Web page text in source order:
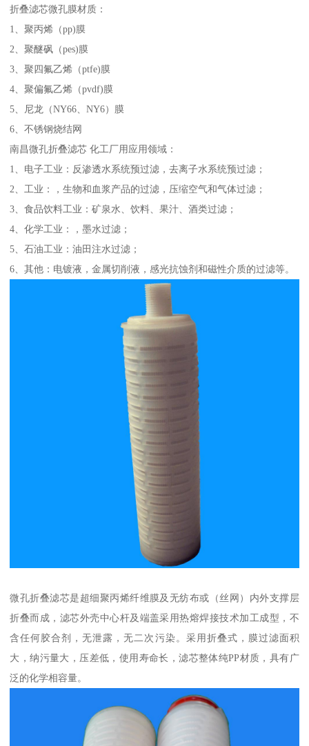
折叠滤芯微孔膜材质：
1、聚丙烯（pp)膜
2、聚醚砜（pes)膜
3、聚四氟乙烯（ptfe)膜
4、聚偏氟乙烯（pvdf)膜
5、尼龙（NY66、NY6）膜
6、不锈钢烧结网
南昌微孔折叠滤芯 化工厂用应用领域：
1、电子工业：反渗透水系统预过滤，去离子水系统预过滤；
2、工业：，生物和血浆产品的过滤，压缩空气和气体过滤；
3、食品饮料工业：矿泉水、饮料、果汁、酒类过滤；
4、化学工业：，墨水过滤；
5、石油工业：油田注水过滤；
6、其他：电镀液，金属切削液，感光抗蚀剂和磁性介质的过滤等。
微孔折叠滤芯是超细聚丙烯纤维膜及无纺布或（丝网）内外支撑层
折叠而成，滤芯外壳中心杆及端盖采用热熔焊接技术加工成型，不
含任何胶合剂，无泄露，无二次污染。采用折叠式，膜过滤面积
大，纳污量大，压差低，使用寿命长，滤芯整体纯PP材质，具有广
泛的化学相容量。